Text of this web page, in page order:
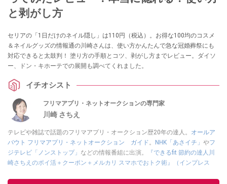
と剥がし方
セリアの「1日だけのネイル隠し」は110円（税込）。お得な100均のコスメ
＆ネイルグッズの情報通の川崎さんは、使い方かんたんで急な冠婚葬祭にも
対応できると太鼓判！ 塗り方の手順とコツ、剥がし方までレビュー。ダイソ
ー、ドン・キホーテでの展開も調べてくれました。
イチオシスト
フリマアプリ・ネットオークションの専門家
川崎 さちえ
テレビや雑誌で話題のフリマアプリ・オークション歴20年の達人。 オールア
バウト フリマアプリ・ネットオークション ガイド。 NHK「あさイチ」 やフ
ジテレビ「ノンストップ」 などの情報番組に出演。
『できるfit 節約の達人川
崎さちえのポイ活＋クーポン＋メルカリ スマホでおトク術』（インプレス